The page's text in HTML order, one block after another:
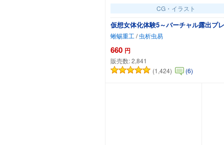
CG・イラスト
仮想女体化体験5～バーチャル露出プ
蜥蜴重工/ 虫析虫易
660 円
販売数:2,841
(1,424)
(6)
カートに追加